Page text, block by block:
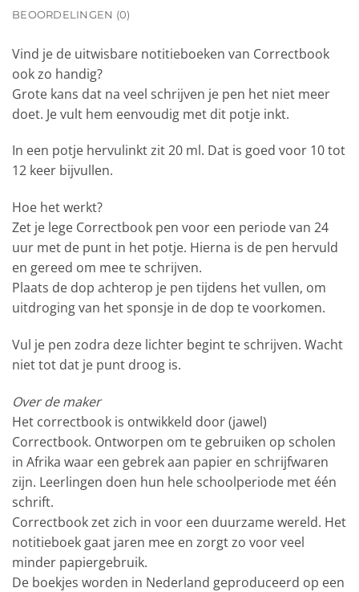
BEOORDELINGEN (0)
Vind je de uitwisbare notitieboeken van Correctbook
ook zo handig?
Grote kans dat na veel schrijven je pen het niet meer
doet. Je vult hem eenvoudig met dit potje inkt.
In een potje hervulinkt zit 20 ml. Dat is goed voor 10 tot
12 keer bijvullen.
Hoe het werkt?
Zet je lege Correctbook pen voor een periode van 24
uur met de punt in het potje. Hierna is de pen hervuld
en gereed om mee te schrijven.
Plaats de dop achterop je pen tijdens het vullen, om
uitdroging van het sponsje in de dop te voorkomen.
Vul je pen zodra deze lichter begint te schrijven. Wacht
niet tot dat je punt droog is.
Over de maker
Het correctbook is ontwikkeld door (jawel)
Correctbook. Ontworpen om te gebruiken op scholen
in Afrika waar een gebrek aan papier en schrijfwaren
zijn. Leerlingen doen hun hele schoolperiode met één
schrift.
Correctbook zet zich in voor een duurzame wereld. Het
notitieboek gaat jaren mee en zorgt zo voor veel
minder papiergebruik.
De boekjes worden in Nederland geproduceerd op een